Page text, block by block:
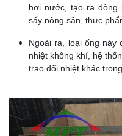
hơi nước, tạo ra dòng
sấy nông sản, thực
Ngoài ra, loại ống này
nhiệt không khí, hệ
trao đổi nhiệt khác